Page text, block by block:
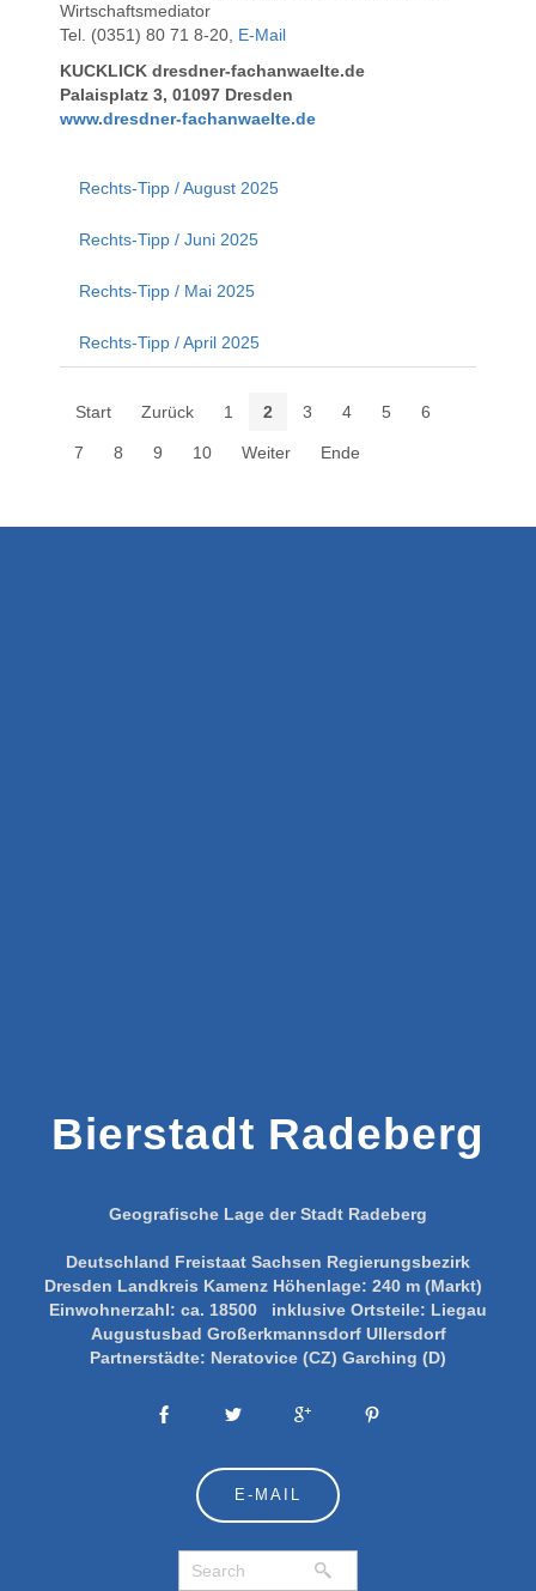
Wirtschaftsmediator
Tel. (0351) 80 71 8-20, E-Mail
KUCKLICK dresdner-fachanwaelte.de
Palaisplatz 3, 01097 Dresden
www.dresdner-fachanwaelte.de
Rechts-Tipp / August 2025
Rechts-Tipp / Juni 2025
Rechts-Tipp / Mai 2025
Rechts-Tipp / April 2025
Start Zurück 1 2 3 4 5 6
7 8 9 10 Weiter Ende
Bierstadt Radeberg
Geografische Lage der Stadt Radeberg
Deutschland Freistaat Sachsen Regierungsbezirk
Dresden Landkreis Kamenz Höhenlage: 240 m (Markt)
Einwohnerzahl: ca. 18500 inklusive Ortsteile: Liegau
Augustusbad Großerkmannsdorf Ullersdorf
Partnerstädte: Neratovice (CZ) Garching (D)
E-MAIL